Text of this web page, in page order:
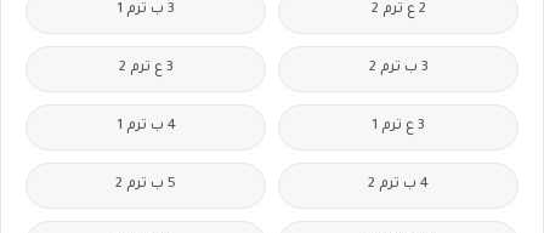
2 ع ترم 2 3 ب ترم 1
3 ب ترم 2 3 ع ترم 2
3 ع ترم 1 4 ب ترم 1
4 ب ترم 2 5 ب ترم 2